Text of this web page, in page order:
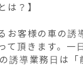
は？】
お客様の車の誘
て頂きます。
誘導業務日は